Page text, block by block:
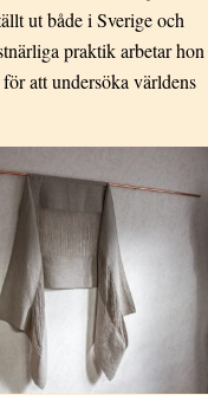
ut både i Sverige och
praktik arbetar hon
att undersöka världens